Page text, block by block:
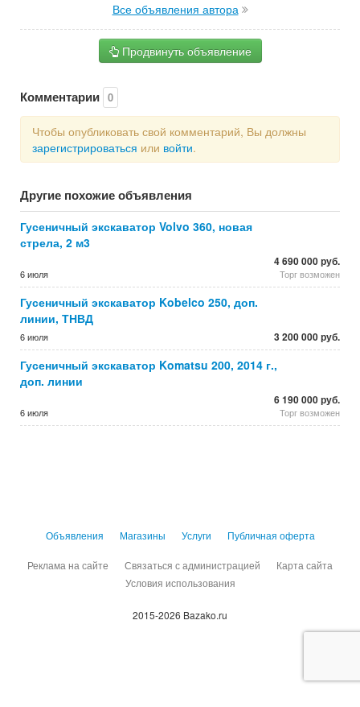
Все объявления автора
Продвинуть объявление
Комментарии 0
Чтобы опубликовать свой комментарий, Вы должны
зарегистрироваться или войти.
Другие похожие объявления
Гусеничный экскаватор Volvo 360, новая
стрела, 2 м3
6 июля
4 690 000 руб.
Торг возможен
Гусеничный экскаватор Kobelco 250, доп.
линии, ТНВД
6 июля 3 200 000 руб.
Гусеничный экскаватор Komatsu 200, 2014 г.,
доп. линии
6 июля
6 190 000 руб.
Торг возможен
Объявления Магазины Услуги Публичная оферта
Реклама на сайте Связаться с администрацией
Карта сайта
Условия использования
2015-2026 Bazako.ru